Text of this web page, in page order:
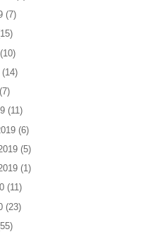
(7)
(10)
(14)
(7)
(11)
(6)
(5)
(1)
(11)
(23)